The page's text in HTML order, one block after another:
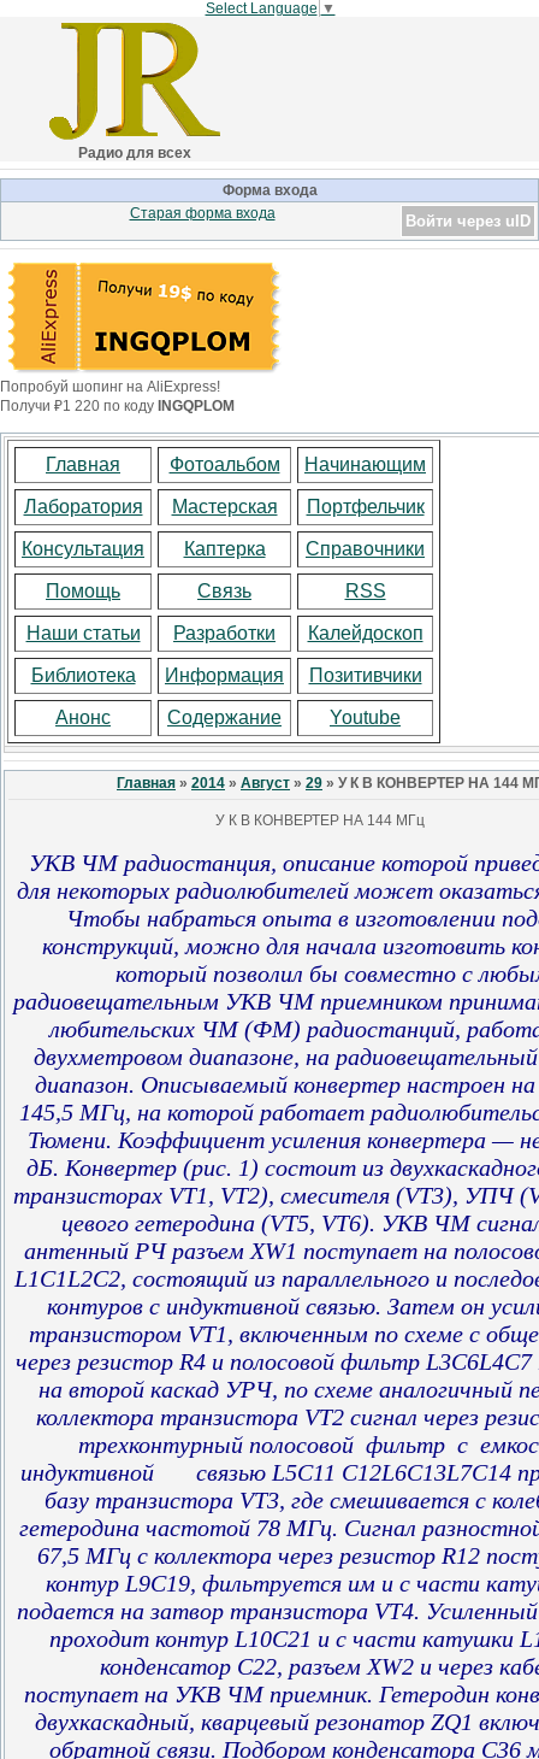
Select Language ▼
Радио для всех
Форма входа
Войти через uID
Старая форма входа
Попробуй шопинг на AliExpress!
Получи ₽1 220 по коду INGQPLOM
Главная Фотоальбом Начинающим
Лаборатория Мастерская Портфельчик
Консультация Каптерка Справочники
Помощь Связь RSS
Наши статьи Разработки Калейдоскоп
Библиотека Информация Позитивчики
Анонс Содержание Youtube
Главная » 2014 » Август » 29 » У К В КОНВЕРТЕР НА 144
У К В КОНВЕРТЕР НА 144 МГц
УКВ ЧМ радиостанция, описание которой
для некоторых радиолюбителей может
Чтобы набраться опыта в изготовлении
конструкций, можно для начала изготовить
который позволил бы совместно с
радиовещательным УКВ ЧМ приемником
любительских ЧМ (ФМ) радиостанций,
двухметровом диапазоне, на
диапазон. Описываемый конвертер настроен
145,5 МГц, на которой работает
Тюмени. Коэффициент усиления конвертера —
дБ. Конвертер (рис. 1) состоит из
транзисторах VT1, VT2), смесителя (VT3), УПЧ
цевого гетеродина (VT5, VT6). УКВ ЧМ
антенный РЧ разъем XW1 поступает на
L1C1L2C2, состоящий из параллельного и
контуров с индуктивной связью. Затем он
транзистором VT1, включенным по схеме с
через резистор R4 и полосовой фильтр
на второй каскад УРЧ, по схеме аналогичный
коллектора транзистора VT2 сигнал через
трехконтурный полосовой фильтр с
индуктивной связью L5C11 С12L6C13L7C14
базу транзистора VT3, где смешивается с
гетеродина частотой 78 МГц. Сигнал
67,5 МГц с коллектора через резистор R12
контур L9C19, фильтруется им и с части
подается на затвор транзистора VT4.
проходит контур L10C21 и с части катушки
конденсатор С22, разъем XW2 и через
поступает на УКВ ЧМ приемник. Гетеродин
двухкаскадный, кварцевый резонатор ZQ1
обратной связи. Подбором конденсатора С36